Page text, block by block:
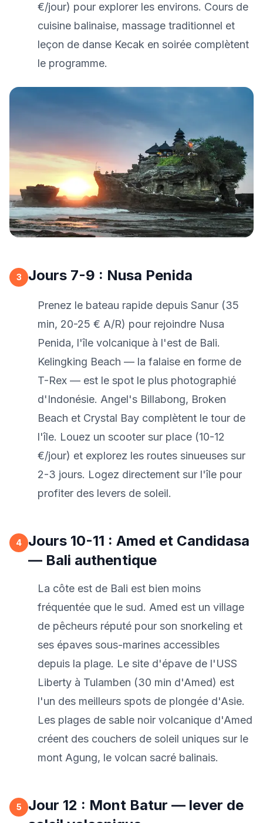
€/jour) pour explorer les environs. Cours de
cuisine balinaise, massage traditionnel et
leçon de danse Kecak en soirée complètent
le programme.
3 Jours 7-9 : Nusa Penida
Prenez le bateau rapide depuis Sanur (35
min, 20-25 € A/R) pour rejoindre Nusa
Penida, l'île volcanique à l'est de Bali.
Kelingking Beach — la falaise en forme de
T-Rex — est le spot le plus photographié
d'Indonésie. Angel's Billabong, Broken
Beach et Crystal Bay complètent le tour de
l'île. Louez un scooter sur place (10-12
€/jour) et explorez les routes sinueuses sur
2-3 jours. Logez directement sur l'île pour
profiter des levers de soleil.
4
Jours 10-11 : Amed et Candidasa
— Bali authentique
La côte est de Bali est bien moins
fréquentée que le sud. Amed est un village
de pêcheurs réputé pour son snorkeling et
ses épaves sous-marines accessibles
depuis la plage. Le site d'épave de l'USS
Liberty à Tulamben (30 min d'Amed) est
l'un des meilleurs spots de plongée d'Asie.
Les plages de sable noir volcanique d'Amed
créent des couchers de soleil uniques sur le
mont Agung, le volcan sacré balinais.
5
Jour 12 : Mont Batur — lever de